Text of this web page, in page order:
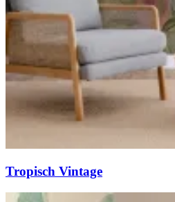
Tropisch Vintage